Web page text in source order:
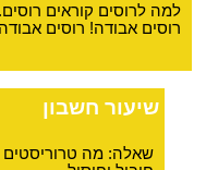
למה לרוסים קוראים
רוסים אבודה! רוסים
שיעור חשבון
שאלה: מה טרוריסטים